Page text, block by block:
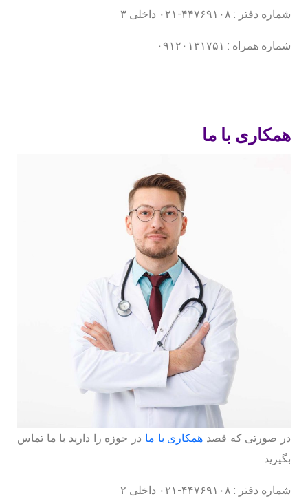
شماره دفتر : ۴۴۷۶۹۱۰۸-۰۲۱ داخلی ۳
شماره همراه : ۰۹۱۲۰۱۳۱۷۵۱
همکاری با ما
در صورتی که قصد همکاری با ما در حوزه را دارید با ما تماس
بگیرید.
شماره دفتر : ۴۴۷۶۹۱۰۸-۰۲۱ داخلی ۲